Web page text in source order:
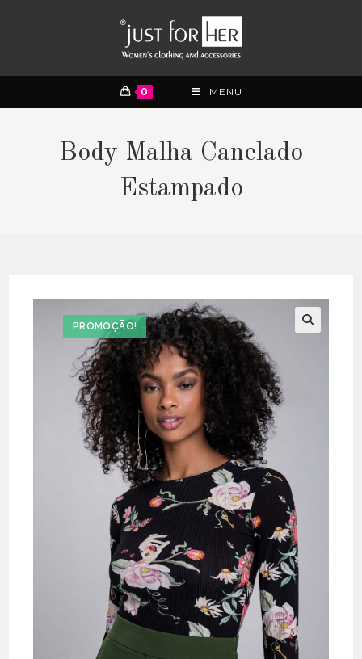
0 MENU
Body Malha Canelado
Estampado
PROMOÇÃO!